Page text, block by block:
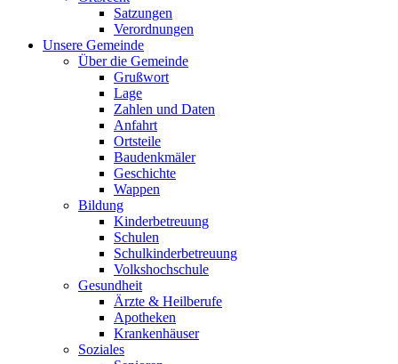
Satzungen
Verordnungen
Unsere Gemeinde
Über die Gemeinde
Grußwort
Lage
Zahlen und Daten
Anfahrt
Ortsteile
Baudenkmäler
Geschichte
Wappen
Bildung
Kinderbetreuung
Schulen
Schulkinderbetreuung
Volkshochschule
Gesundheit
Ärzte & Heilberufe
Apotheken
Krankenhäuser
Soziales